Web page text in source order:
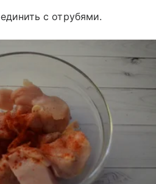
с отрубями.